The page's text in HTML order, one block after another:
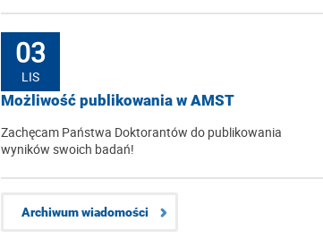
03
LIS
Możliwość publikowania w AMST
Zachęcam Państwa Doktorantów do publikowania
wyników swoich badań!
Archiwum wiadomości